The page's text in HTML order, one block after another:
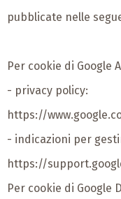
pubblicate nelle
Per cookie di Google
- privacy policy:
https://
- indicazioni per
https://
Per cookie di Google